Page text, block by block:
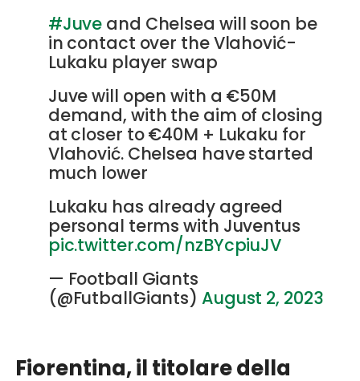
#Juve and Chelsea will soon be
in contact over the Vlahović-
Lukaku player swap
Juve will open with a €50M
demand, with the aim of closing
at closer to €40M + Lukaku for
Vlahović. Chelsea have started
much lower
Lukaku has already agreed
personal terms with Juventus
pic.twitter.com/nzBYcpiuJV
— Football Giants
(@FutballGiants) August 2, 2023
Fiorentina, il titolare della